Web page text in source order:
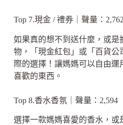
Top 7.現金 / 禮券｜聲量：2,762
如果真的想不到送什麼，或是
物，「現金紅包」或「百貨公
際的選擇！讓媽媽可以自由
喜歡的東西。
Top 8.香水香氛｜聲量：2,594
選擇一款媽媽喜愛的香水，或